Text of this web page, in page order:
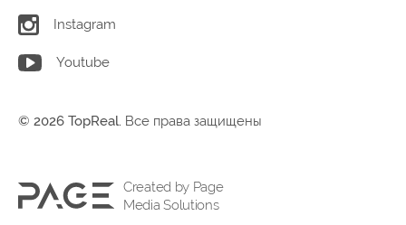
Instagram
Youtube
© 2026 TopReal. Все права защищены
Created by Page
Media Solutions